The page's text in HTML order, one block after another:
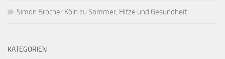
Simon Brocher Köln zu Sommer, Hitze und Gesundheit
KATEGORIEN